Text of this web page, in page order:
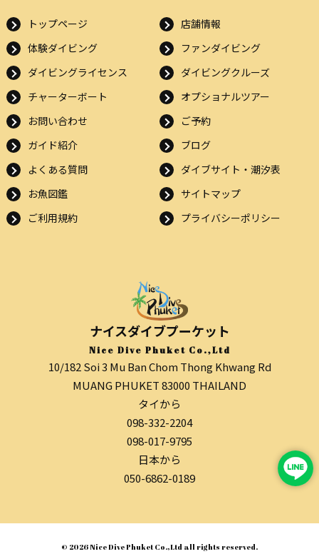
トップページ
店舗情報
体験ダイビング
ファンダイビング
ダイビングライセンス
ダイビングクルーズ
チャーターボート
オプショナルツアー
お問い合わせ
ご予約
ガイド紹介
ブログ
よくある質問
ダイブサイト・潮汐表
お魚図鑑
サイトマップ
ご利用規約
プライバシーポリシー
ナイスダイブプーケット
Nice Dive Phuket Co.,Ltd
10/182 Soi 3 Mu Ban Chom Thong Khwang Rd
MUANG PHUKET 83000 THAILAND
タイから
098-332-2204
098-017-9795
日本から
050-6862-0189
© 2026 Nice Dive Phuket Co.,Ltd all rights reserved.